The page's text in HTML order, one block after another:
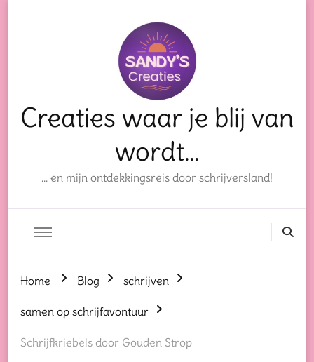
Creaties waar je blij van
wordt…
… en mijn ontdekkingsreis door schrijversland!
Home Blog schrijven
samen op schrijfavontuur
Schrijfkriebels door Gouden Strop